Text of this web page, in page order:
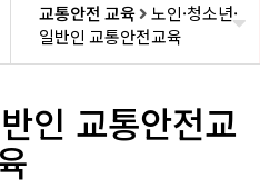
교통안전 교육
노인·청소년·
일반인 교통안전교육
인 교통안전교